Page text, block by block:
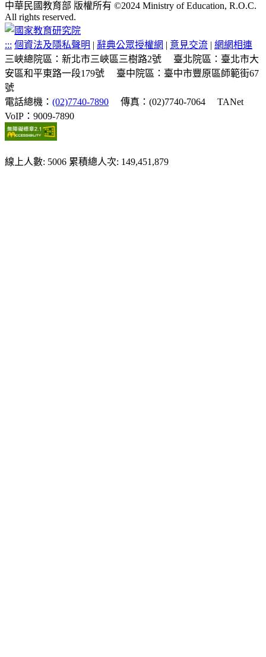
中華民國教育部 版權所有 ©2024 Ministry of Education, R.O.C.
All rights reserved.
::: 個資法及隱私聲明 | 辭典公眾授權網 | 意見交流 | 網網相連
三峽總院區：新北市三峽區三樹路2號
臺北院區：臺北市大
安區和平東路一段179號
臺中院區：臺中市豐原區師範街67
號
電話總機： (02)7740-7890 傳真：(02)7740-7064
TANet
VoIP：9009-7890
線上人數: 5006 累積總人次: 149,451,879